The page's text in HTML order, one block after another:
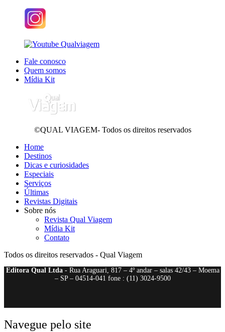
Fale conosco
Quem somos
Mídia Kit
©QUAL VIAGEM- Todos os direitos reservados
Home
Destinos
Dicas e curiosidades
Especiais
Serviços
Últimas
Revistas Digitais
Sobre nós
Revista Qual Viagem
Mídia Kit
Contato
Todos os direitos reservados - Qual Viagem
Editora Qual Ltda- Rua Araguari, 817 – 4º andar – salas 42/43 – Moema
– SP – 04514-041 fone : (11) 3024-9500
Navegue pelo site